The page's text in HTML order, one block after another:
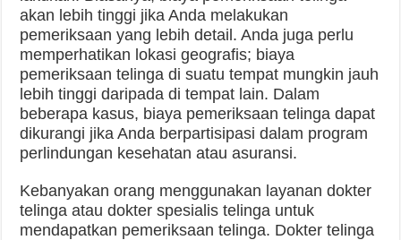
akan lebih tinggi jika Anda melakukan
pemeriksaan yang lebih detail. Anda juga perlu
memperhatikan lokasi geografis; biaya
pemeriksaan telinga di suatu tempat mungkin jauh
lebih tinggi daripada di tempat lain. Dalam
beberapa kasus, biaya pemeriksaan telinga dapat
dikurangi jika Anda berpartisipasi dalam program
perlindungan kesehatan atau asuransi.
Kebanyakan orang menggunakan layanan dokter
telinga atau dokter spesialis telinga untuk
mendapatkan pemeriksaan telinga. Dokter telinga